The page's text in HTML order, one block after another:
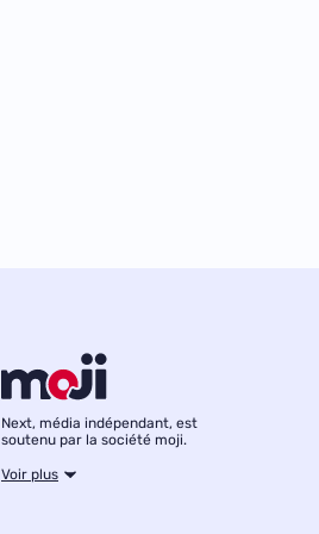
Next, média indépendant, est
soutenu par la société moji.
Voir plus